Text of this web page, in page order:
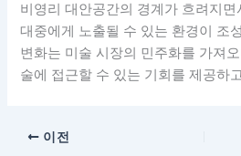
비영리 대안공간의 경계가 흐려지
대중에게 노출될 수 있는 환경이 조
변화는 미술 시장의 민주화를 가져
술에 접근할 수 있는 기회를 제공하
이전